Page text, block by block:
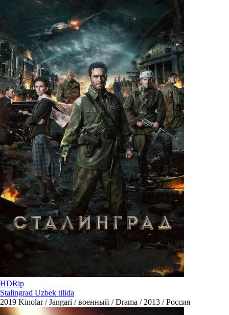
HDRip
Stalingrad Uzbek tilida
2019 Kinolar / Jangari / военный / Drama / 2013 / Россия